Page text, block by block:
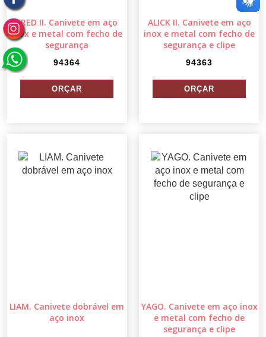
FRED II. Canivete em aço
inox e metal com fecho de
segurança
94364
ALICK II. Canivete em aço
inox e metal com fecho de
segurança e clipe
94363
LIAM. Canivete dobrável em
aço inox
YAGO. Canivete em aço inox
e metal com fecho de
segurança e clipe